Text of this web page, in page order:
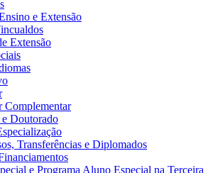
e Extensão
Extensão
Complementar
Doutorado
Transferências e Diplomados
e Programa Aluno Especial na Terceira